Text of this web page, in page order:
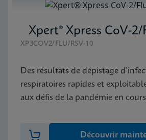
XP3COV2/FLU/RSV-10
Des résultats de dépistage
respiratoires rapides et
aux défis de la pandémie en
Découvrir